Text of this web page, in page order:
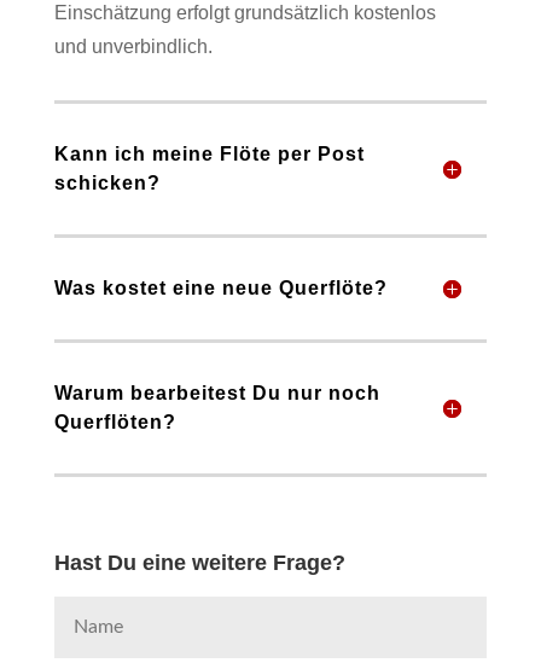
Einschätzung erfolgt grundsätzlich kostenlos
und unverbindlich.
Kann ich meine Flöte per Post
schicken?
Was kostet eine neue Querflöte?
Warum bearbeitest Du nur noch
Querflöten?
Hast Du eine weitere Frage?